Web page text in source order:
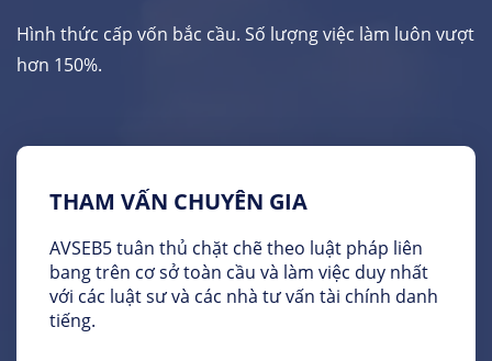
THAM VẤN CHUYÊN GIA
AVSEB5 tuân thủ chặt chẽ theo luật pháp liên
bang trên cơ sở toàn cầu và làm việc duy nhất
với các luật sư và các nhà tư vấn tài chính danh
tiếng.
Hình thức cấp vốn bắc cầu. Số lượng việc làm luôn vượt
hơn 150%.